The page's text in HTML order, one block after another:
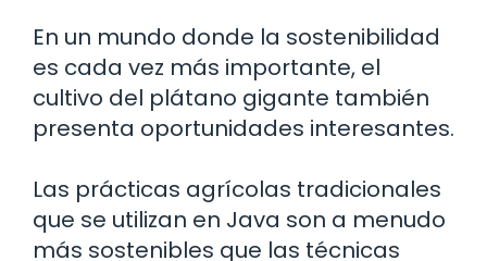
En un mundo donde la sostenibilidad
es cada vez más importante, el
cultivo del plátano gigante también
presenta oportunidades interesantes.
Las prácticas agrícolas tradicionales
que se utilizan en Java son a menudo
más sostenibles que las técnicas